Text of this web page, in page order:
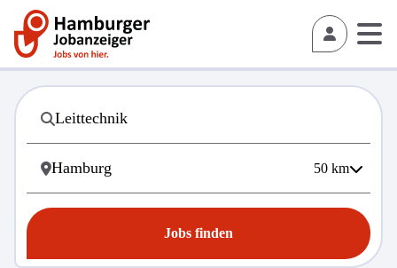
50 km
Jobs finden